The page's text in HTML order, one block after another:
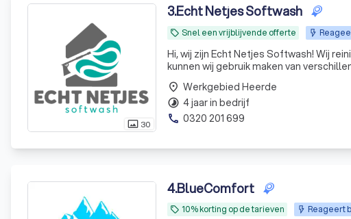
photo_size_select_actual 30
3.Echt Netjes Softwash
local_offer Snel een vrijblijvende offerte
Hi, wij zijn Echt Netjes Softwash! Wij reinigen en impregneren uw gevels, daken en/of bestrating. Hiervoor
kunnen wij gebruik maken van
softwash wordt uw woning met lage
place Werkgebied Heerde
timelapse 4 jaar in bedrijf
phone 0320 201 699
4.BlueComfort
local_offer 10% korting op de tarieven Reageert